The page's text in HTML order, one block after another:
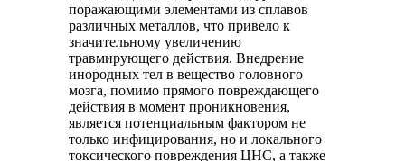
поражающими элементами из сплавов
различных металлов, что привело к
значительному увеличению
травмирующего действия. Внедрение
инородных тел в вещество головного
мозга, помимо прямого повреждающего
действия в момент проникновения,
является потенциальным фактором не
только инфицирования, но и локального
токсического повреждения ЦНС, а также